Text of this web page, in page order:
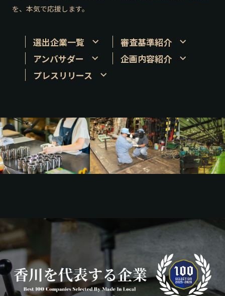
鳥取エリア
山口エリア
徳島エリア
香川エリア
愛媛エリア
高知エリア
佐賀エリア
宮崎エリア
鹿児島エリア
沖縄エリア
カテゴリから探す
MILCプロジェクト
選出企業特別対談
SDGsの先駆者
イベント
地域豆知識
ニッポンの百選大全集
Sporkle
を、本気で応援します。
選出企業一覧
審査基準紹介
アンバサダー
企画内容紹介
プレスリリース